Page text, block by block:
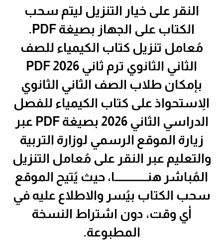
النقر على خيار التنزيل ليتم سحب
الكتاب على الجهاز بصيغة PDF.
مُعامل تنزيل كتاب الكيمياء للصف
الثاني الثانوي ترم ثاني 2026 PDF
بإمكان طلاب الصف الثاني الثانوي
الاِستحواذ على كتاب الكيمياء للفصل
الدراسي الثاني 2026 بصيغة PDF عبر
زيارة الموقع الرسمي لوزارة التربية
والتعليم عبر النقر على مُعامل التنزيل
المُباشر هنـــــــــــــا، حيث يُتيح الموقع
سحب الكتاب بيُسر والاطلاع عليه في
أي وقت، دون اشتراط النسخة
المطبوعة.